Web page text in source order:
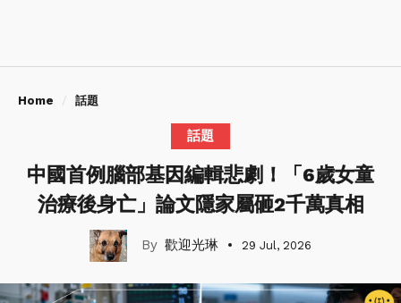
Home 話題
話題
中國首例腦部基因編輯悲劇！「6歲女童
治療後身亡」論文隱家屬砸2千萬真相
歡迎光琳 29 Jul, 2026